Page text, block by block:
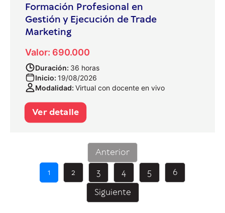
Formación Profesional en
Gestión y Ejecución de Trade
Marketing
Valor: 690.000
Duración: 36 horas
Inicio: 19/08/2026
Modalidad: Virtual con docente en vivo
Ver detalle
Anterior
1
2 3 4 5
6
Siguiente